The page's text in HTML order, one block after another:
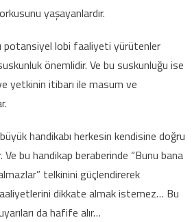
yaşayanlardır.
potansiyel lobi faaliyeti yürütenler
önemlidir. Ve bu suskunluğu ise
yetkinin itibarı ile masum ve
handikabı herkesin kendisine doğru
bu handikap beraberinde “Bunu bana
telkinini güçlendirerek
dikkate almak istemez… Bu
da hafife alır…